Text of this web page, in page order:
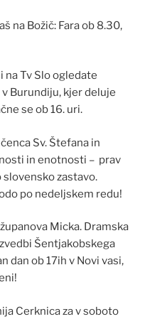
na Božič: Fara ob 8.30,
na Tv Slo ogledate
Burundiju, kjer deluje
se ob 16. uri.
Sv. Štefana in
in enotnosti – prav
slovensko zastavo.
po nedeljskem redu!
Micka. Dramska
Šentjakobskega
dan ob 17ih v Novi vasi,
Cerknica za v soboto